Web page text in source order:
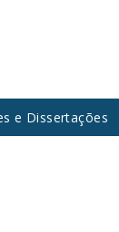
e Dissertações